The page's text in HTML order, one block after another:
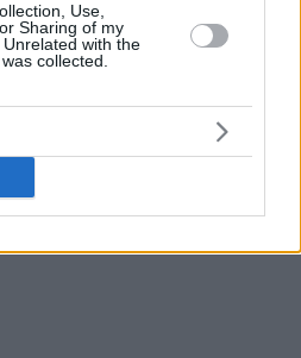
Use,
Sharing of my
with the
collected.
κατέκτησε το πρωτάθλημα
των τλεικών) και στη Γερμανία.
έναν παίκτη-κλειδί για την
αποκτήθηκε στις 19
με τουςΧιούστον Ρόκετς